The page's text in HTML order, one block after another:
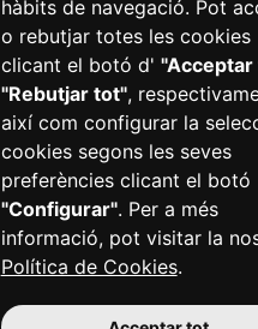
hàbits de navegació. Pot
o rebutjar totes les cookies
clicant el botó d'
"Rebutjar tot",
així com configurar la
cookies segons les seves
preferències clicant el botó
"Configurar". Per a més
informació, pot visitar la
Política de Cookies.
977 010 010